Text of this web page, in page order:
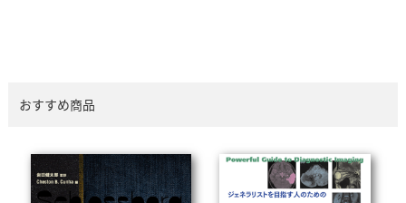
おすすめ商品